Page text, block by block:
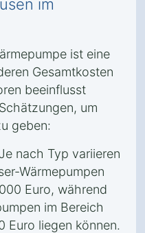
im
ist eine
Gesamtkosten
beeinflusst
um
geben:
Je nach Typ variieren
Wärmepumpen
Euro, während
im Bereich
Euro liegen können.